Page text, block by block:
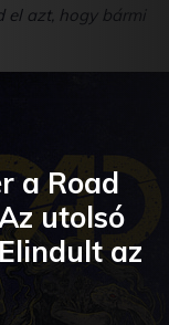
a Road
utolsó
az
el azt, hogy bármi